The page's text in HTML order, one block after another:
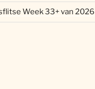
Week 33+ van 2026